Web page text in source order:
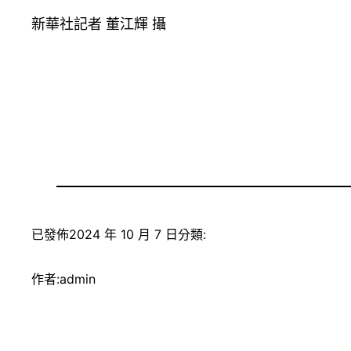
新華社記者 董江輝 攝
已發佈2024 年 10 月 7 日 分類:
作者:admin